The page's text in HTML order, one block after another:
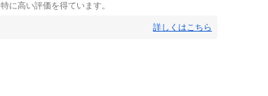
に高い評価を得ています。
詳しくはこちら